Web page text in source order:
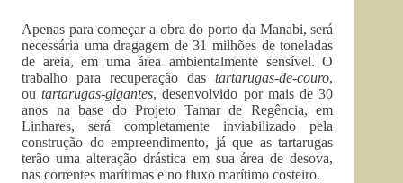
Apenas para começar a obra do porto da Manabi, será
necessária uma dragagem de 31 milhões de toneladas
de areia, em uma área ambientalmente sensível. O
trabalho para recuperação dastartarugas-de-couro,
outartarugas-gigantes, desenvolvido por mais de 30
anos na base do Projeto Tamar de Regência, em
Linhares, será completamente inviabilizado pela
construção do empreendimento, já que as tartarugas
terão uma alteração drástica em sua área de desova,
nas correntes marítimas e no fluxo marítimo costeiro.